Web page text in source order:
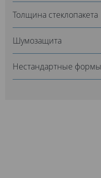
Толщина стеклопакета
Шумозащита
Нестандартные формы